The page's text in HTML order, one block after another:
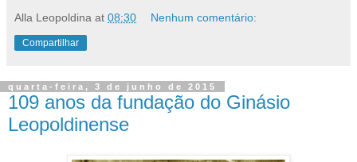
Alla Leopoldina at 08:30 Nenhum comentário:
Compartilhar
quarta-feira, 3 de junho de 2015
109 anos da fundação do Ginásio
Leopoldinense